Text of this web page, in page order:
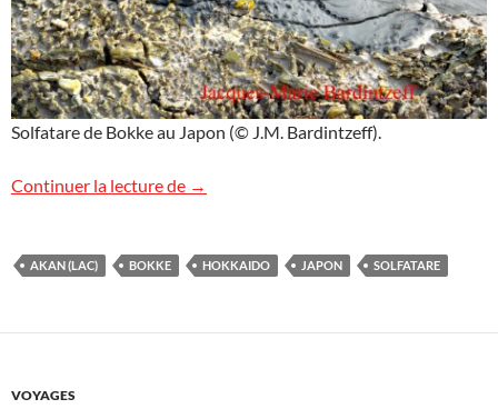
Solfatare de Bokke au Japon (© J.M. Bardintzeff).
Continuer la lecture de Sur la Lune ?
→
AKAN (LAC) BOKKE HOKKAIDO JAPON SOLFATARE
VOYAGES